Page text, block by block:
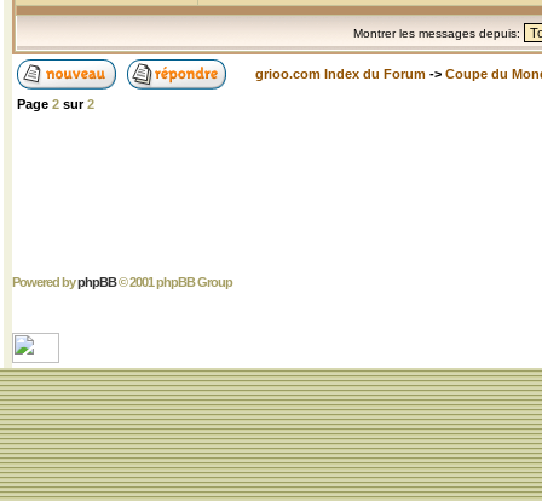
Montrer les messages depuis:
grioo.com Index du Forum -> Coupe du
Page 2 sur2
Powered byphpBB© 2001 phpBB Group